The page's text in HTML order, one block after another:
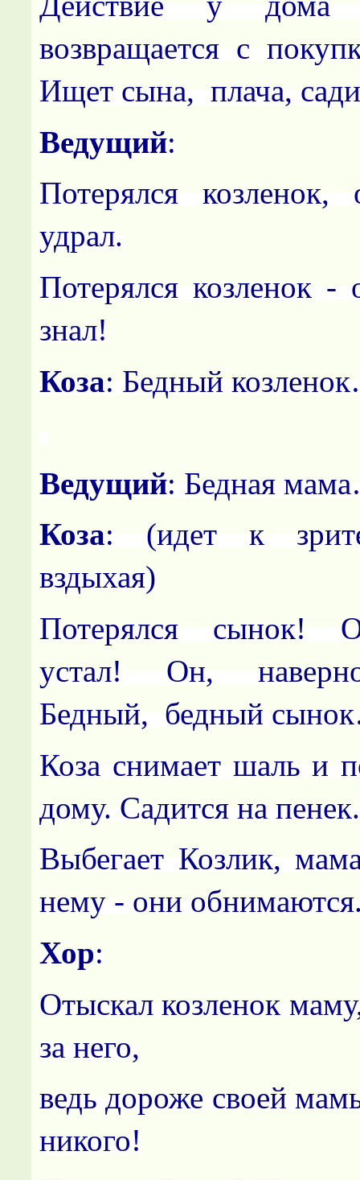
возвращается с
Ищет сына, плача,
Ведущий:
Потерялся
удрал.
Потерялся козленок -
знал!
Коза: Бедный
Ведущий: Бедная
Коза: (идет к
вздыхая)
Потерялся сынок!
устал! Он,
Бедный, бедный
Коза снимает шаль и
дому. Садится на пенек.
Выбегает Козлик,
нему - они
Хор:
Отыскал козленок
за него,
ведь дороже своей
никого!